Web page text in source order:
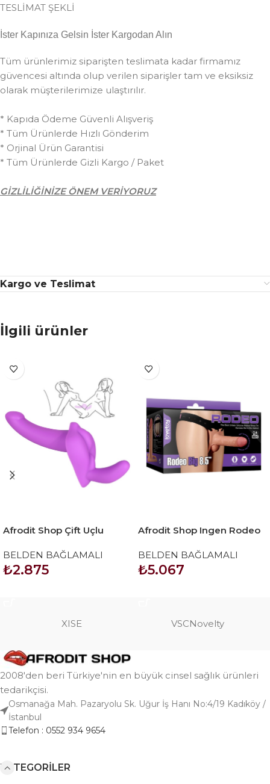
TESLİMAT ŞEKLİ
İster Kapınıza Gelsin İster Kargodan Alın
Tüm ürünlerimiz siparişten teslimata kadar firmamız
güvencesi altında olup verilen siparişler tam ve eksiksiz
olarak müşterilerimize ulaştırılır.
* Kapıda Ödeme Güvenli Alışveriş
* Tüm Ürünlerde Hızlı Gönderim
* Orjinal Ürün Garantisi
* Tüm Ürünlerde Gizli Kargo / Paket
GİZLİLİĞİNİZE ÖNEM VERİYORUZ
Kargo ve Teslimat
İlgili ürünler
Afrodit Shop Çift Uçlu
BELDEN BAĞLAMALI
₺2.875
Afrodit Shop Ingen Rodeo
inç
BELDEN BAĞLAMALI
₺5.067
XISE VSCNovelty
2008'den beri Türkiye'nin en büyük cinsel sağlık ürünleri
tedarikçisi.
Osmanağa Mah. Pazaryolu Sk. Uğur İş Hanı No:4/19 Kadıköy /
İstanbul
Telefon : 0552 934 9654
KATEGORILER